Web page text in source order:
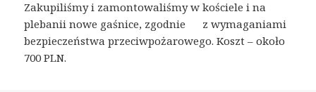
Zakupiliśmy i zamontowaliśmy w kościele i na
plebanii nowe gaśnice, zgodnie z wymaganiami
bezpieczeństwa przeciwpożarowego. Koszt – około
700 PLN.